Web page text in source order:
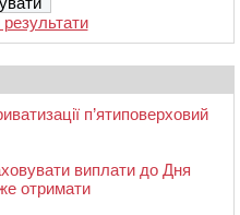
п’ятиповерховий
виплати до Дня
отримати